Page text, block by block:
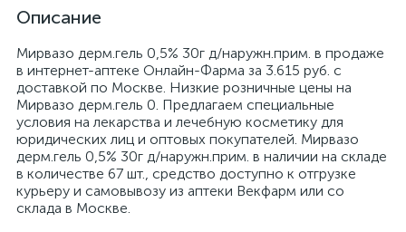
Описание
Мирвазо дерм.гель 0,5% 30г д/наружн.прим. в продаже
в интернет-аптеке Онлайн-Фарма за 3.615 руб. с
доставкой по Москве. Низкие розничные цены на
Мирвазо дерм.гель 0. Предлагаем специальные
условия на лекарства и лечебную косметику для
юридических лиц и оптовых покупателей. Мирвазо
дерм.гель 0,5% 30г д/наружн.прим. в наличии на складе
в количестве 67 шт., средство доступно к отгрузке
курьеру и самовывозу из аптеки Векфарм или со
склада в Москве.